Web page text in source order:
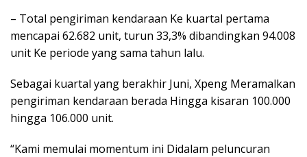
– Total pengiriman kendaraan Ke kuartal pertama
mencapai 62.682 unit, turun 33,3% dibandingkan 94.008
unit Ke periode yang sama tahun lalu.
Sebagai kuartal yang berakhir Juni, Xpeng Meramalkan
pengiriman kendaraan berada Hingga kisaran 100.000
hingga 106.000 unit.
“Kami memulai momentum ini Didalam peluncuran